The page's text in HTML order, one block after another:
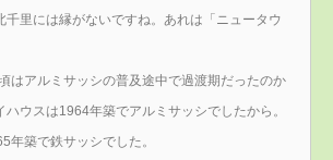
千里には縁がないですね。あれは「ニュータウ
はアルミサッシの普及途中で過渡期だったのか
ハウスは1964年築でアルミサッシでしたから。
年築で鉄サッシでした。